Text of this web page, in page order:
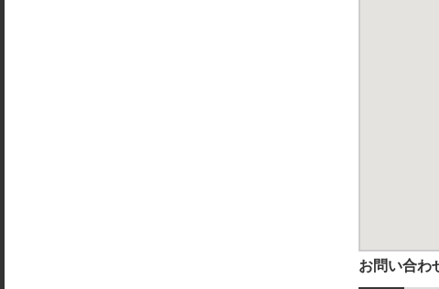
お問い合わ